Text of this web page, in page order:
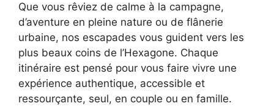
Que vous rêviez de calme à la campagne,
d’aventure en pleine nature ou de flânerie
urbaine, nos escapades vous guident vers les
plus beaux coins de l’Hexagone. Chaque
itinéraire est pensé pour vous faire vivre une
expérience authentique, accessible et
ressourçante, seul, en couple ou en famille.